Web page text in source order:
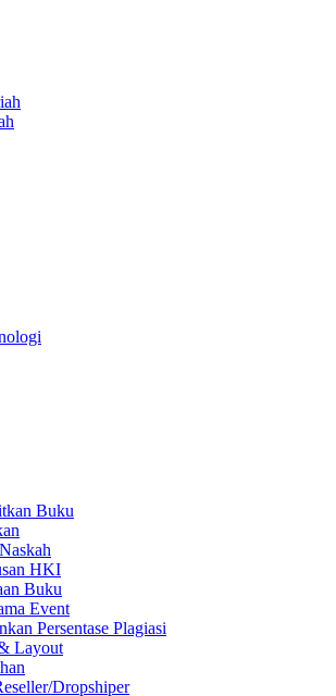
Buku
HKI
Buku
Event
Persentase Plagiasi
Layout
Dropshiper